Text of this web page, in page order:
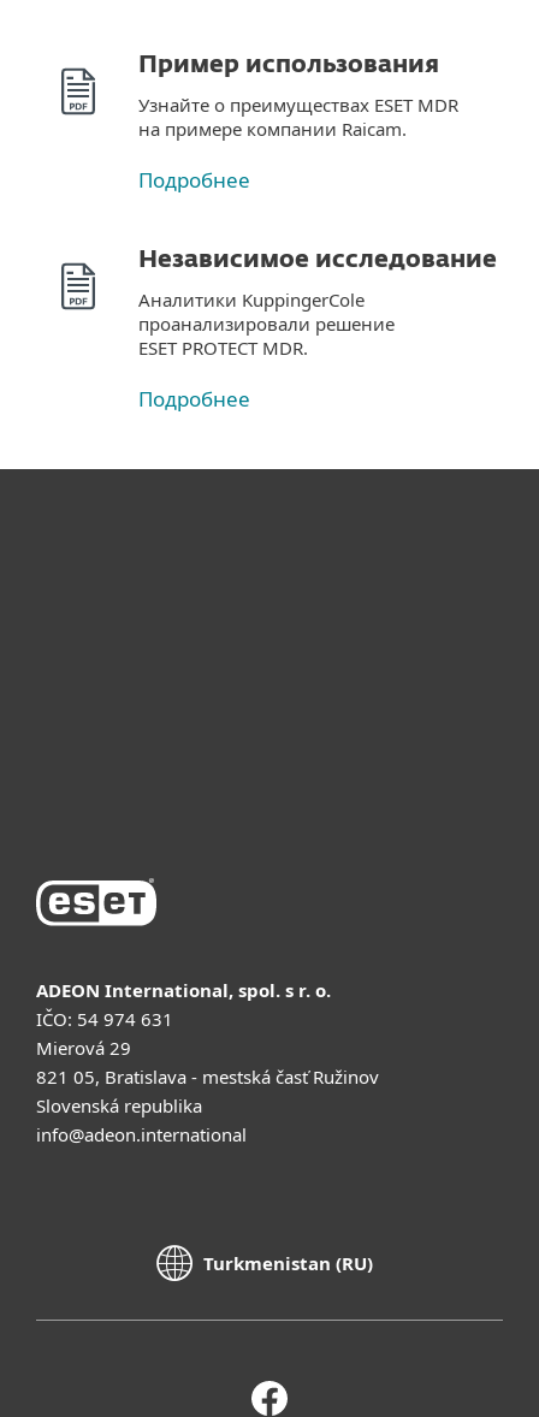
Пример использования
Узнайте о преимуществах ESET MDR
на примере компании Raicam.
Подробнее
Независимое исследование
Аналитики KuppingerCole
проанализировали решение
ESET PROTECT MDR.
Подробнее
ADEON International, spol. s r. o.
IČO: 54 974 631
Mierová 29
821 05, Bratislava - mestská časť Ružinov
Slovenská republika
info@adeon.international
Turkmenistan (RU)